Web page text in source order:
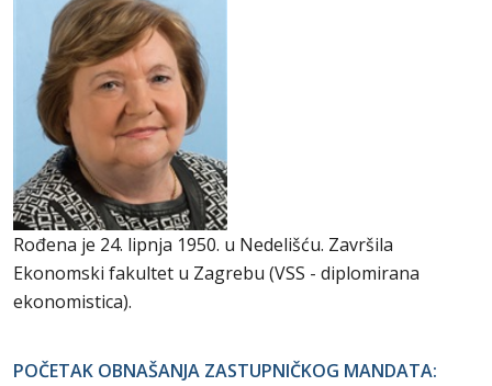
Rođena je 24. lipnja 1950. u Nedelišću. Završila
Ekonomski fakultet u Zagrebu (VSS - diplomirana
ekonomistica).
POČETAK OBNAŠANJA ZASTUPNIČKOG MANDATA: